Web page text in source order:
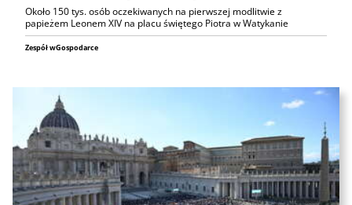
Około 150 tys. osób oczekiwanych na pierwszej modlitwie z
papieżem Leonem XIV na placu świętego Piotra w Watykanie
Zespół wGospodarce